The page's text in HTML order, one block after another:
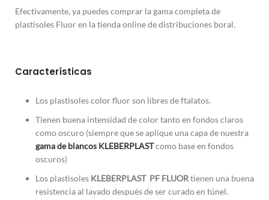
Efectivamente, ya puedes comprar la gama completa de
plastisoles Fluor en la tienda online de distribuciones boral.
Características
Los plastisoles color fluor son libres de ftalatos.
Tienen buena intensidad de color tanto en fondos claros
como oscuro (siempre que se aplique una capa de nuestra
gama de blancos KLEBERPLASTcomo base en fondos
oscuros)
Los plastisoles KLEBERPLAST PF FLUORtienen una buena
resistencia al lavado después de ser curado en túnel.